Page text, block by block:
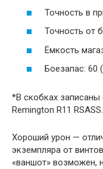
Точность в
Точность от
Ёмкость
Боезапас: 60
*В скобках
Remington R11 RSASS.
Хороший урон —
экземпляра от
«ваншот» возможен,